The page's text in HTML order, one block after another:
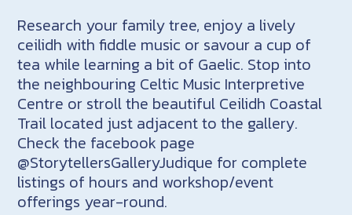
Research your family tree, enjoy a lively
ceilidh with fiddle music or savour a cup of
tea while learning a bit of Gaelic. Stop into
the neighbouring Celtic Music Interpretive
Centre or stroll the beautiful Ceilidh Coastal
Trail located just adjacent to the gallery.
Check the facebook page
@StorytellersGalleryJudique for complete
listings of hours and workshop/event
offerings year-round.